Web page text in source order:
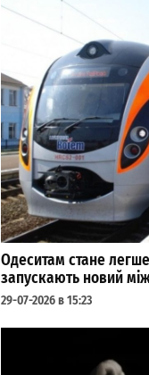
Одеситам стане
запускають новий
29-07-2026 в 15:23